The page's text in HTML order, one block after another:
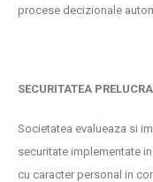
procese decizionale
SECURITATEA
Societatea evalueaza si
securitate implementate
cu caracter personal in